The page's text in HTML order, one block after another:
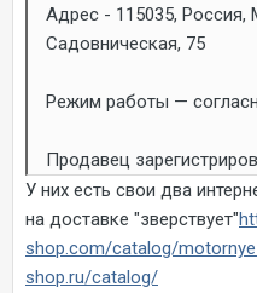
Адрес - 115035, Россия,
Садовническая, 75
Режим работы —
Продавец
У них есть свои два
на доставке "зверствует"
shop.com/catalog/
shop.ru/catalog/